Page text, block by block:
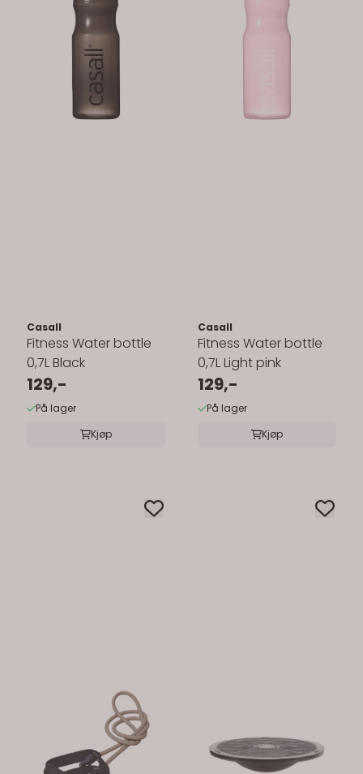
Casall
Fitness Water bottle
0,7L Black
129,-
På lager
Kjøp
Casall
Fitness Water bottle
0,7L Light pink
129,-
På lager
Kjøp